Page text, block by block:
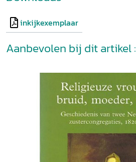
inkijkexemplaar
Aanbevolen bij dit artikel :